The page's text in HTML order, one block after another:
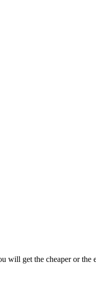
will get the cheaper or the